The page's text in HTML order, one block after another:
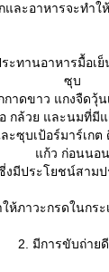
และอาหารจะทำใ
ะทานอาหารมื้อเ
ซุบ
าดขาว แกงจืดวุ้
กล้วย และนมที่มี
ะซุบเป้อร์มาร์เก
ก้ว ก่อนนอน
งมีประโยชน์สาม
ให้ภาวะกรดในกระ
2. มีการขับถ่าย